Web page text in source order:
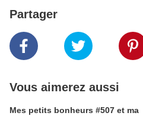
Partager
Vous aimerez aussi
Mes petits bonheurs #507 et ma